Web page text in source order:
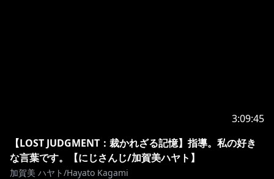
3:09:45
【LOST JUDGMENT：裁かれざる記憶】指導。私の好き
な言葉です。【にじさんじ/加賀美ハヤト】
加賀美 ハヤト/Hayato Kagami